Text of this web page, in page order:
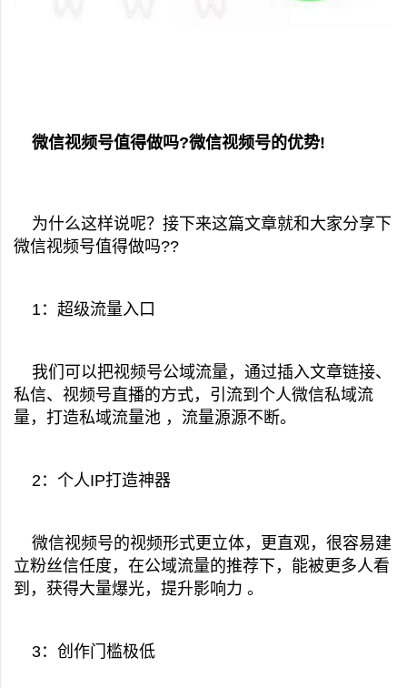
微信视频号值得做吗?微信视频号的优势!
为什么这样说呢？接下来这篇文章就和大家分享下
微信视频号值得做吗??
1：超级流量入口
我们可以把视频号公域流量，通过插入文章链接、
私信、视频号直播的方式，引流到个人微信私域流
量，打造私域流量池 ，流量源源不断。
2：个人IP打造神器
微信视频号的视频形式更立体，更直观，很容易建
立粉丝信任度，在公域流量的推荐下，能被更多人看
到，获得大量爆光，提升影响力 。
3：创作门槛极低